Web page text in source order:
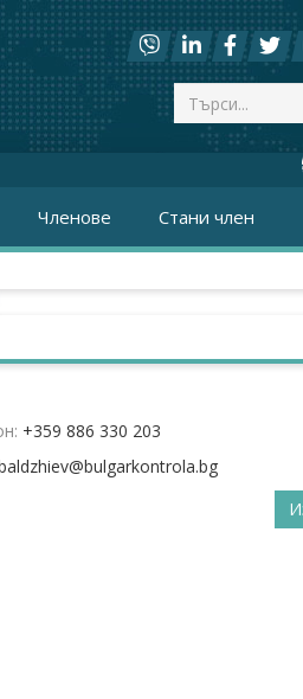
Членове Стани член
+359 886 330 203